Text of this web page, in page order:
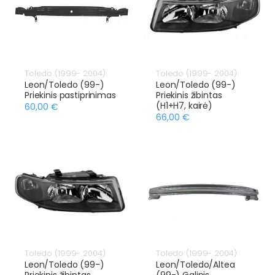
Toledo (1999- 2004)
Leon/Toledo (99-)
Priekinis pastiprinimas
60,00 €
Toledo (1999- 2004)
Leon/Toledo (99-)
Priekinis žibintas
(H1+H7, kairė)
66,00 €
Toledo (1999- 2004)
Leon/Toledo (99-)
Toledo (1999- 2004)
Leon/Toledo/Altea